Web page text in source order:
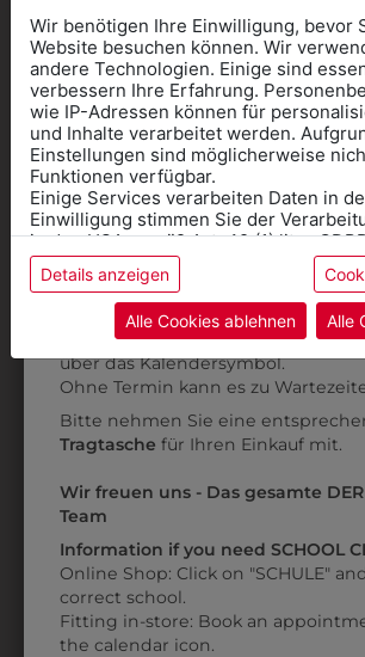
311392155016
HERREN-
JERSEYSAKKO RF
CASUAL
€
ZULETZT
31142666147P
Wir benötigen Ihre Einwilligung, bevor
Website besuchen können. Wir
andere Technologien. Einige sind
verbessern Ihre Erfahrung.
wie IP-Adressen können für
und Inhalte verarbeitet werden.
Einstellungen sind möglicherweise
Funktionen verfügbar.
Einige Services verarbeiten Daten in
Einwilligung stimmen Sie der
in den USA gemäß Art. 49 (1) lit. a
stuft die USA als Land mit
ein, und es besteht das Risiko, dass
Daten ohne Klagemöglichkeit für
Datenschutzerklärungbzw. im
Details anzeigen
Alle Cookies ablehnen Alle
Informationen
Kleidung
für die SCHULE
benötigen
Online Shop: Klick auf SCHULE in
Kategorie und die richtige Schule
AnprobeVorort im Geschäft:
über das Kalendersymbol.
Ohne Termin kann es zu
Bitte nehmen Sie eine
Tragtasche für Ihren Einkauf mit.
Wir freuen uns - Das gesamte DER
Team
Information if you need SCHOOL
Online Shop: Click on "SCHULE"
correct school.
Fitting in-store: Book an
the calendar icon.